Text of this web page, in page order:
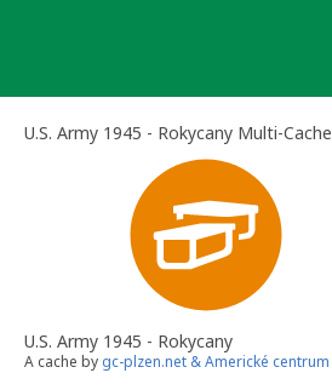
U.S. Army 1945 - Rokycany Multi-Cache
U.S. Army 1945 - Rokycany
A cache by gc-plzen.net & Americké centrum